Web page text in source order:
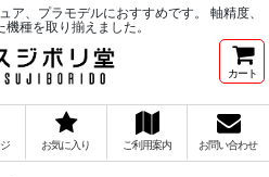
ア、プラモデルにおすすめです。 軸精度、
機種を取り揃えました。
カート
お気に入り ご利用案内 お問い合わせ